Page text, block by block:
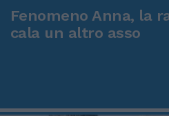
Fenomeno Anna, la
cala un altro asso